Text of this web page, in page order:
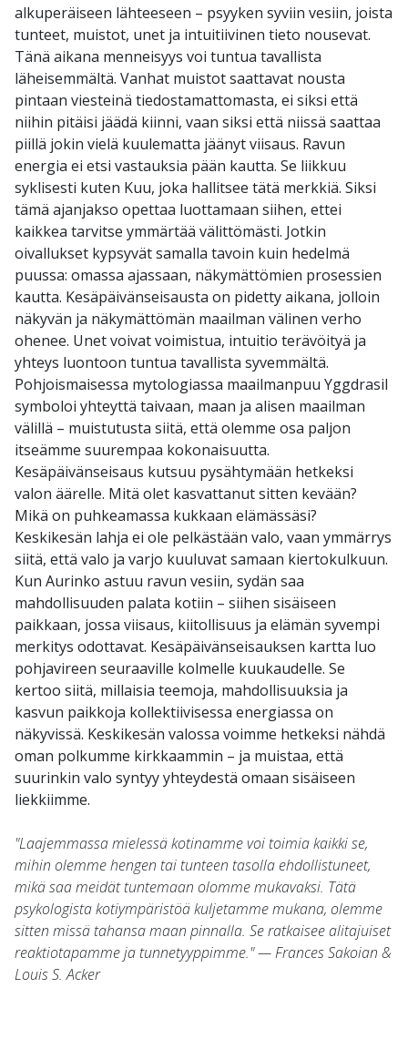
alkuperäiseen lähteeseen – psyyken syviin vesiin, joista
tunteet, muistot, unet ja intuitiivinen tieto nousevat.
Tänä aikana menneisyys voi tuntua tavallista
läheisemmältä. Vanhat muistot saattavat nousta
pintaan viesteinä tiedostamattomasta, ei siksi että
niihin pitäisi jäädä kiinni, vaan siksi että niissä saattaa
piillä jokin vielä kuulematta jäänyt viisaus. Ravun
energia ei etsi vastauksia pään kautta. Se liikkuu
syklisesti kuten Kuu, joka hallitsee tätä merkkiä. Siksi
tämä ajanjakso opettaa luottamaan siihen, ettei
kaikkea tarvitse ymmärtää välittömästi. Jotkin
oivallukset kypsyvät samalla tavoin kuin hedelmä
puussa: omassa ajassaan, näkymättömien prosessien
kautta. Kesäpäivänseisausta on pidetty aikana, jolloin
näkyvän ja näkymättömän maailman välinen verho
ohenee. Unet voivat voimistua, intuitio terävöityä ja
yhteys luontoon tuntua tavallista syvemmältä.
Pohjoismaisessa mytologiassa maailmanpuu Yggdrasil
symboloi yhteyttä taivaan, maan ja alisen maailman
välillä – muistutusta siitä, että olemme osa paljon
itseämme suurempaa kokonaisuutta.
Kesäpäivänseisaus kutsuu pysähtymään hetkeksi
valon äärelle. Mitä olet kasvattanut sitten kevään?
Mikä on puhkeamassa kukkaan elämässäsi?
Keskikesän lahja ei ole pelkästään valo, vaan ymmärrys
siitä, että valo ja varjo kuuluvat samaan kiertokulkuun.
Kun Aurinko astuu ravun vesiin, sydän saa
mahdollisuuden palata kotiin – siihen sisäiseen
paikkaan, jossa viisaus, kiitollisuus ja elämän syvempi
merkitys odottavat. Kesäpäivänseisauksen kartta luo
pohjavireen seuraaville kolmelle kuukaudelle. Se
kertoo siitä, millaisia teemoja, mahdollisuuksia ja
kasvun paikkoja kollektiivisessa energiassa on
näkyvissä. Keskikesän valossa voimme hetkeksi nähdä
oman polkumme kirkkaammin – ja muistaa, että
suurinkin valo syntyy yhteydestä omaan sisäiseen
liekkiimme.
"Laajemmassa mielessä kotinamme voi toimia kaikki se,
mihin olemme hengen tai tunteen tasolla ehdollistuneet,
mikä saa meidät tuntemaan olomme mukavaksi. Tätä
psykologista kotiympäristöä kuljetamme mukana, olemme
sitten missä tahansa maan pinnalla. Se ratkaisee alitajuiset
reaktiotapamme ja tunnetyyppimme." — Frances Sakoian &
Louis S. Acker